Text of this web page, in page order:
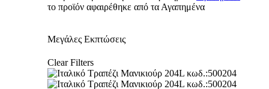
το προϊόν αφαιρέθηκε από τα Αγαπημένα
Μεγάλες Εκπτώσεις
Clear Filters